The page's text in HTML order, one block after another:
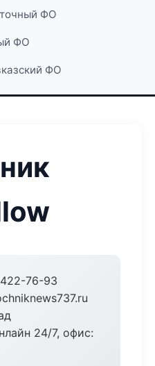
ФО
ФО
ФО
76-93
24/7, офис: